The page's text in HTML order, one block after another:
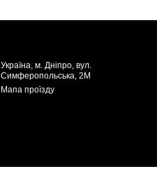
Україна, м. Дніпро, вул.
Симферопольська, 2М
Мапа проїзду